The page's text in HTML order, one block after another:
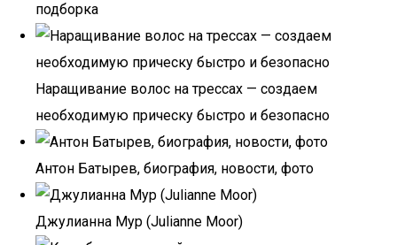
подборка
Наращивание волос на трессах — создаем
необходимую прическу быстро и безопасно
Антон Батырев, биография, новости, фото
Джулианна Мур (Julianne Moor)